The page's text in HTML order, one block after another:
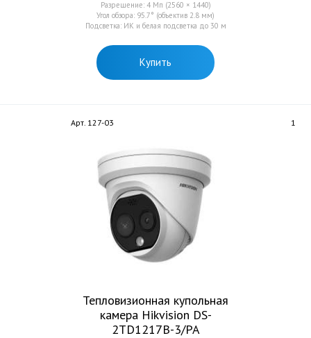
Разрешение: 4 Мп (2560 × 1440)
Угол обзора: 95.7° (объектив 2.8 мм)
Подсветка: ИК и белая подсветка до 30 м
Купить
Арт. 127-03 1
Тепловизионная купольная
камера Hikvision DS-
2TD1217B-3/PA